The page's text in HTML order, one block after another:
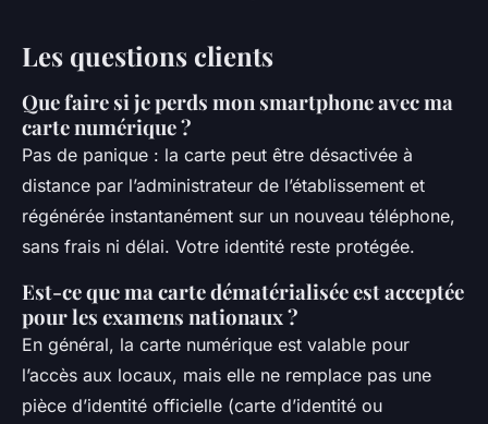
Les questions clients
Que faire si je perds mon smartphone avec ma
carte numérique ?
Pas de panique : la carte peut être désactivée à
distance par l’administrateur de l’établissement et
régénérée instantanément sur un nouveau téléphone,
sans frais ni délai. Votre identité reste protégée.
Est-ce que ma carte dématérialisée est acceptée
pour les examens nationaux ?
En général, la carte numérique est valable pour
l’accès aux locaux, mais elle ne remplace pas une
pièce d’identité officielle (carte d’identité ou